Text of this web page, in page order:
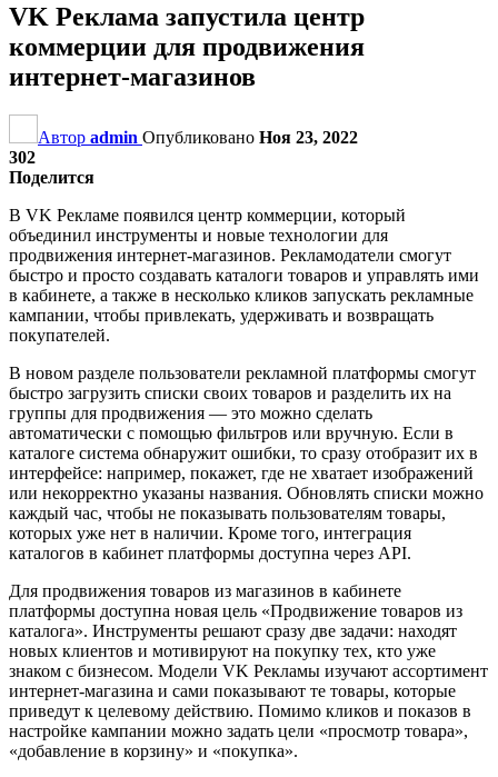
VK Реклама запустила центр
коммерции для продвижения
интернет-магазинов
Автор admin Опубликовано Ноя 23, 2022
302
Поделится
В VK Рекламе появился центр коммерции, который
объединил инструменты и новые технологии для
продвижения интернет-магазинов. Рекламодатели смогут
быстро и просто создавать каталоги товаров и управлять ими
в кабинете, а также в несколько кликов запускать рекламные
кампании, чтобы привлекать, удерживать и возвращать
покупателей.
В новом разделе пользователи рекламной платформы смогут
быстро загрузить списки своих товаров и разделить их на
группы для продвижения — это можно сделать
автоматически с помощью фильтров или вручную. Если в
каталоге система обнаружит ошибки, то сразу отобразит их в
интерфейсе: например, покажет, где не хватает изображений
или некорректно указаны названия. Обновлять списки можно
каждый час, чтобы не показывать пользователям товары,
которых уже нет в наличии. Кроме того, интеграция
каталогов в кабинет платформы доступна через API.
Для продвижения товаров из магазинов в кабинете
платформы доступна новая цель «Продвижение товаров из
каталога». Инструменты решают сразу две задачи: находят
новых клиентов и мотивируют на покупку тех, кто уже
знаком с бизнесом. Модели VK Рекламы изучают ассортимент
интернет-магазина и сами показывают те товары, которые
приведут к целевому действию. Помимо кликов и показов в
настройке кампании можно задать цели «просмотр товара»,
«добавление в корзину» и «покупка».